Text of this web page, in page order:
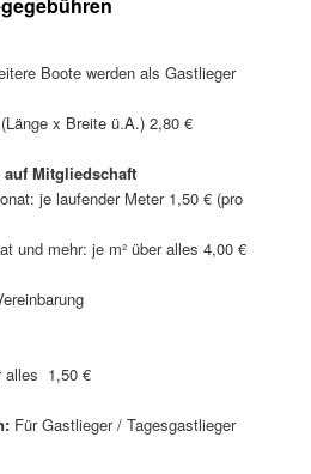
Boote werden als Gastlieger
x Breite ü.A.) 2,80 €
Mitgliedschaft
je laufender Meter 1,50 € (pro
und mehr: je m² über alles 4,00 €
alles 1,50 €
Für Gastlieger / Tagesgastlieger